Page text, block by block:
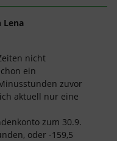
Lena
nicht
ein
zuvor
aktuell nur eine
zum 30.9.
oder -159,5